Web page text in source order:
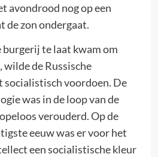
avondrood nog op een
de zon ondergaat.
burgerij te laat kwam om
de Russische
socialistisch voordoen. De
was in de loop van de
verouderd. Op de
eeuw was er voor het
een socialistische kleur